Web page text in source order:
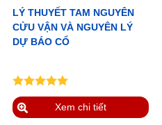
LÝ THUYẾT TAM NGUYÊN
CỬU VẬN VÀ NGUYÊN LÝ
DỰ BÁO CỔ
Xem chi tiết